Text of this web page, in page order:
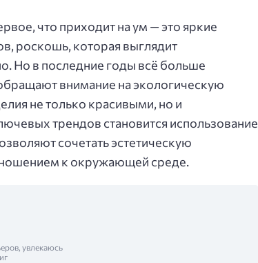
что приходит на ум — это яркие
роскошь, которая выглядит
Но в последние годы всё больше
внимание на экологическую
не только красивыми, но и
трендов становится использование
сочетать эстетическую
к окружающей среде.
увлекаюсь